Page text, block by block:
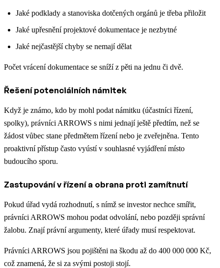
Jaké podklady a stanoviska dotčených orgánů je třeba přiložit
Jaké upřesnění projektové dokumentace je nezbytné
Jaké nejčastější chyby se nemají dělat
Počet vrácení dokumentace se sníží z pěti na jednu či dvě.
Řešení potenciálních námitek
Když je známo, kdo by mohl podat námitku (účastníci řízení,
spolky), právníci ARROWS s nimi jednají ještě předtím, než se
žádost vůbec stane předmětem řízení nebo je zveřejněna. Tento
proaktivní přístup často vyústí v souhlasné vyjádření místo
budoucího sporu.
Zastupování v řízení a obrana proti zamítnutí
Pokud úřad vydá rozhodnutí, s nímž se investor nechce smířit,
právníci ARROWS mohou podat odvolání, nebo později správní
žalobu. Znají právní argumenty, které úřady musí respektovat.
Právníci ARROWS jsou pojištěni na škodu až do 400 000 000 Kč,
což znamená, že si za svými postoji stojí.